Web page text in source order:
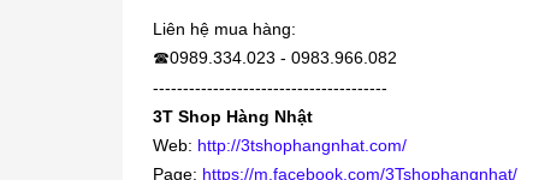
Liên hệ mua hàng:
☎0989.334.023 - 0983.966.082
---------------------------------------
3T Shop Hàng Nhật
Web: http://3tshophangnhat.com/
Page: https://m.facebook.com/3Tshophangnhat/